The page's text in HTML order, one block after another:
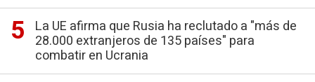
La UE afirma que Rusia ha reclutado a "más de
28.000 extranjeros de 135 países" para
combatir en Ucrania